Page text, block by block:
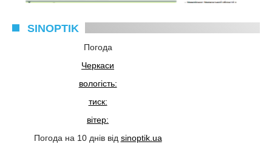
SINOPTIK
Погода
Черкаси
вологість:
тиск:
вітер:
Погода на 10 днів від sinoptik.ua